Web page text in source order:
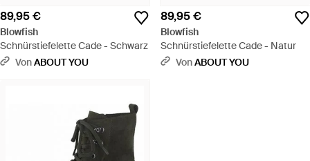
89,95 €
Blowfish
Schnürstiefelette Cade - Schwarz
VonABOUT YOU
89,95 €
Blowfish
Schnürstiefelette Cade - Natur
VonABOUT YOU